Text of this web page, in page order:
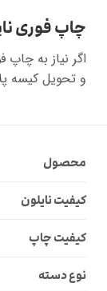
چاپ فوری
اگر نیاز به چاپ
و تحویل کیسه
محصول
کیفیت نایلون
کیفیت چاپ
نوع دسته